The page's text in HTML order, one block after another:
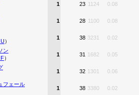
1 23 1124 0.08
1 28 1100 0.08
）
1 38 3231 0.02
ン
）
1 31 1682 0.05
1 32 1301 0.06
フェール
1 38 3380 0.02